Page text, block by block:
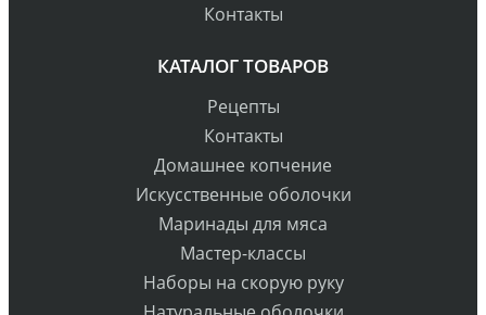
Контакты
КАТАЛОГ ТОВАРОВ
Рецепты
Контакты
Домашнее копчение
Искусственные оболочки
Маринады для мяса
Мастер-классы
Наборы на скорую руку